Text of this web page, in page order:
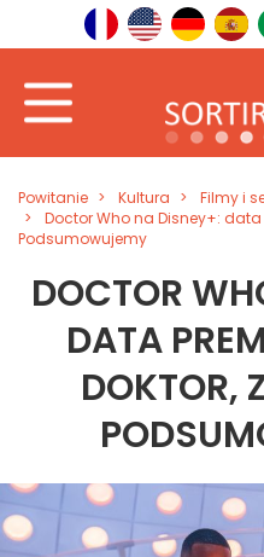
Powitanie Kultura
Filmy i
Doctor Who na Disney+: data
Podsumowujemy
DOCTOR
DATA
DOKTOR,